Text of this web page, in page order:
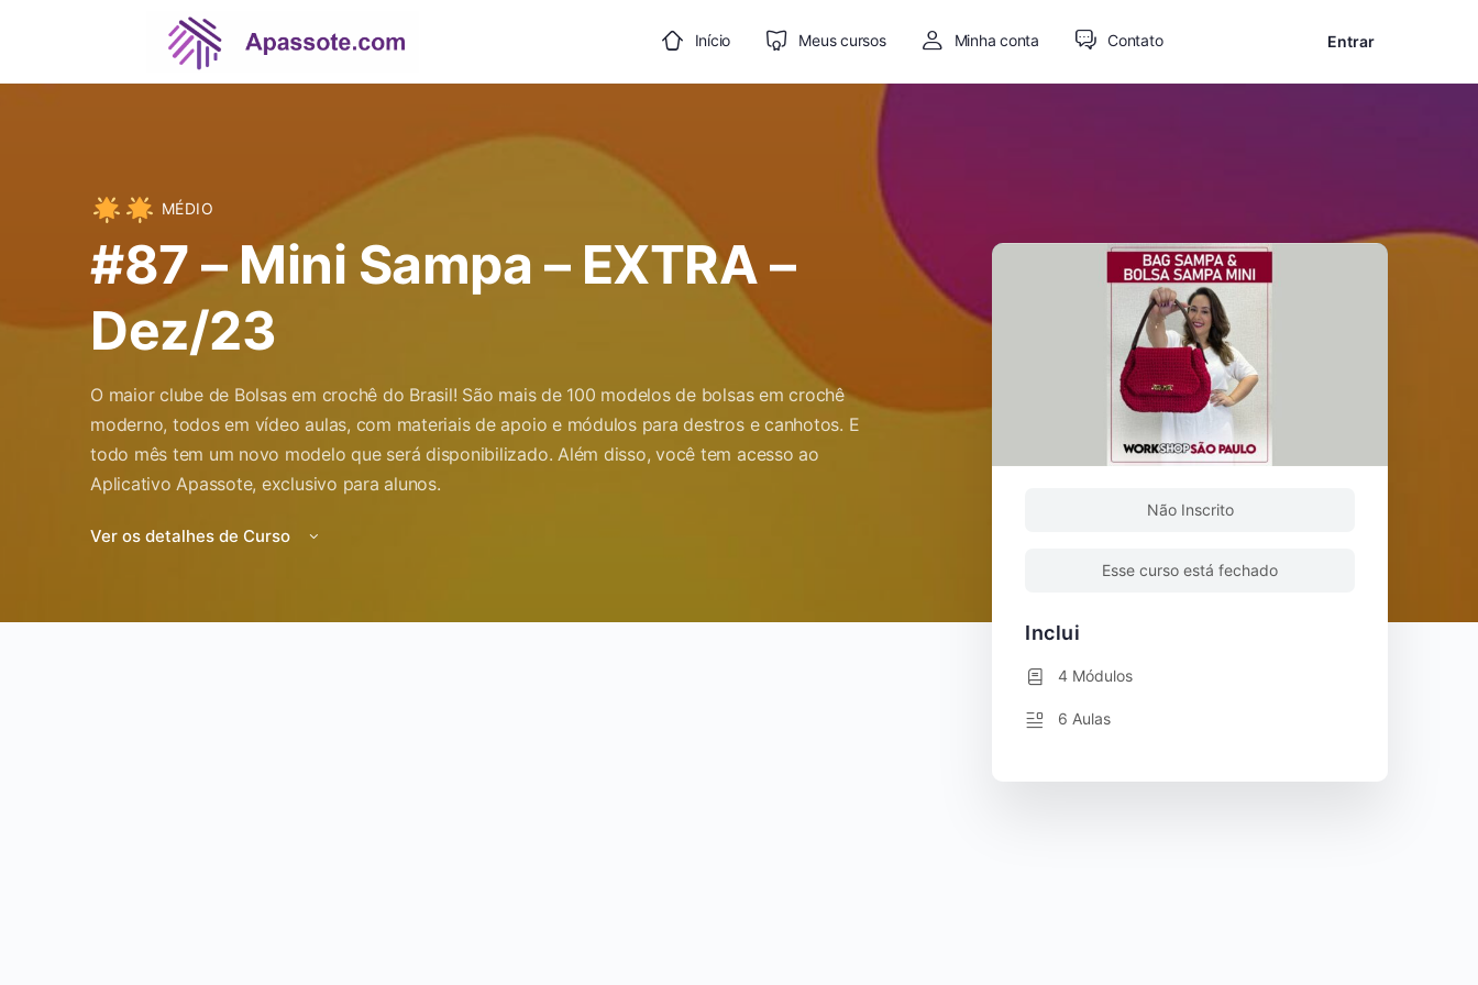
Início Meus cursos Minha conta Contato Entrar
MÉDIO
#87 – Mini Sampa – EXTRA –
Dez/23
O maior clube de Bolsas em crochê do Brasil! São mais de 100 modelos de bolsas em crochê
moderno, todos em vídeo aulas, com materiais de apoio e módulos para destros e canhotos. E
todo mês tem um novo modelo que será disponibilizado. Além disso, você tem acesso ao
Aplicativo Apassote, exclusivo para alunos.
Ver os detalhes de Curso
Não Inscrito
Esse curso está fechado
Inclui
4 Módulos
6 Aulas